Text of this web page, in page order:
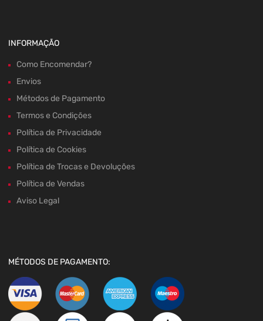
INFORMAÇÃO
Como Encomendar?
Envios
Métodos de Pagamento
Termos e Condições
Política de Privacidade
Política de Cookies
Política de Trocas e Devoluções
Política de Vendas
Aviso Legal
MÉTODOS DE PAGAMENTO: